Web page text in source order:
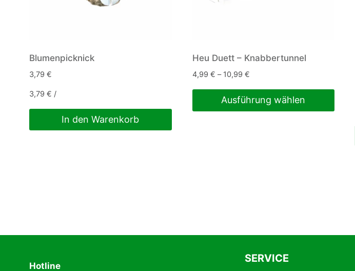
Blumenpicknick
3,79 €
3,79 € /
In den Warenkorb
Heu Duett – Knabbertunnel
4,99 € – 10,99 €
Ausführung wählen
Hotline
SERVICE